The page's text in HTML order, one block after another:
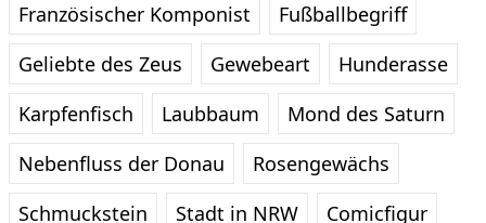
Französischer Komponist
Fußballbegriff
Geliebte des Zeus
Gewebeart
Hunderasse
Karpfenfisch
Laubbaum
Mond des Saturn
Nebenfluss der Donau
Rosengewächs
Schmuckstein
Stadt in NRW Comicfigur